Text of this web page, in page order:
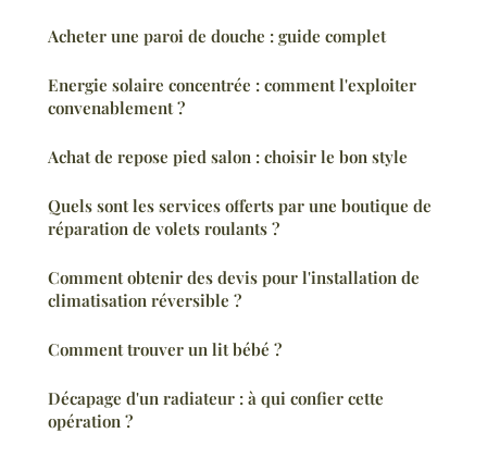
Acheter une paroi de douche : guide complet
Energie solaire concentrée : comment l'exploiter
convenablement ?
Achat de repose pied salon : choisir le bon style
Quels sont les services offerts par une boutique de
réparation de volets roulants ?
Comment obtenir des devis pour l'installation de
climatisation réversible ?
Comment trouver un lit bébé ?
Décapage d'un radiateur : à qui confier cette
opération ?